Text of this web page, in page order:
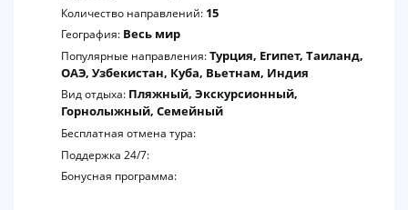
Количество направлений: 15
География: Весь мир
Популярные направления:Турция, Египет, Таиланд,
ОАЭ, Узбекистан, Куба, Вьетнам, Индия
Вид отдыха: Пляжный, Экскурсионный,
Горнолыжный, Семейный
Бесплатная отмена тура:
Поддержка 24/7:
Бонусная программа: